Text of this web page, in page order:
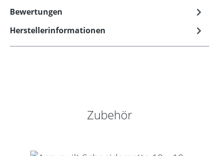
Bewertungen
Herstellerinformationen
Produktgalerie überspringen
Zubehör